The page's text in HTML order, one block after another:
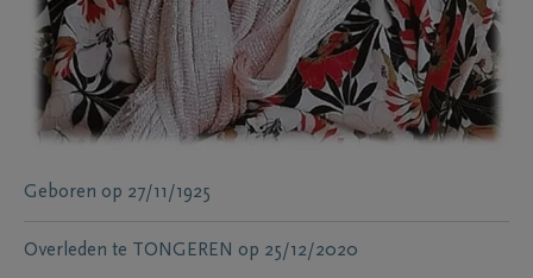
Geboren op 27/11/1925
Overleden te TONGEREN op 25/12/2020